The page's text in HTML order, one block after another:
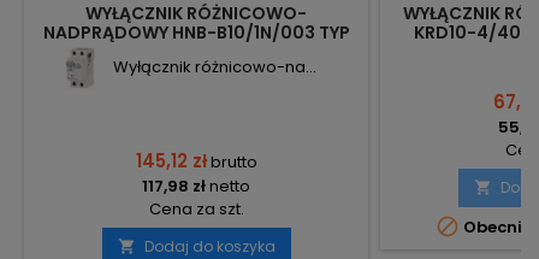
WYŁĄCZNIK RÓŻNICOWO-
NADPRĄDOWY HNB-B10/1N/003 TYP
AC XPOLE HOME 195119 EATON
Wyłącznik różnicowo-na...
145,12 złbrutto
117,98 złnetto
Cena za szt.
 Dodaj do koszyka
WYŁĄCZNIK
KRD10-4/40/

